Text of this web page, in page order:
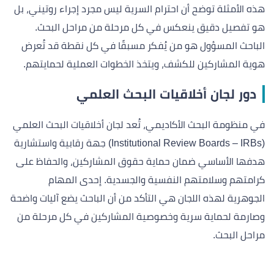
هذه الأمثلة توضح أن احترام السرية ليس مجرد إجراء روتيني، بل
هو تفصيل دقيق ينعكس في كل مرحلة من مراحل البحث.
الباحث المسؤول هو من يُفكر مسبقًا في كل نقطة قد تُعرض
هوية المشاركين للكشف، ويتخذ الخطوات العملية لحمايتهم.
دور لجان أخلاقيات البحث العلمي
في منظومة البحث الأكاديمي، تُعد لجان أخلاقيات البحث العلمي
(Institutional Review Boards – IRBs) جهة رقابية واستشارية
هدفها الأساسي ضمان حماية حقوق المشاركين، والحفاظ على
كرامتهم وسلامتهم النفسية والجسدية. إحدى المهام
الجوهرية لهذه اللجان هي التأكد من أن الباحث يضع آليات واضحة
وصارمة لحماية سرية وخصوصية المشاركين في كل مرحلة من
مراحل البحث.